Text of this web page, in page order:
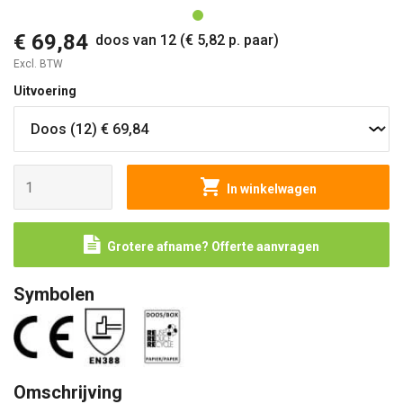
€ 69,84 doos van 12 (€ 5,82 p. paar)
Excl. BTW
Uitvoering
In winkelwagen
Grotere afname? Offerte aanvragen
Symbolen
Omschrijving